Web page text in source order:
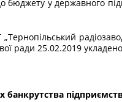
бюджету у державного
ради 25.02.2019
банкрутства